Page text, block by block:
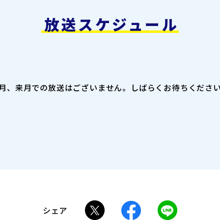
放送スケジュール
、来月での放送はございません。 しばらくお待ちくださ
シェア